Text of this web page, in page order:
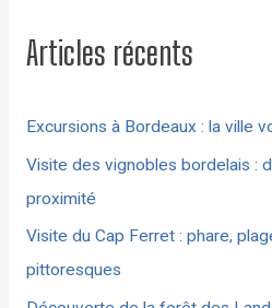
Articles récents
Excursions à Bordeaux : la ville
Visite des vignobles bordelais :
proximité
Visite du Cap Ferret : phare,
pittoresques